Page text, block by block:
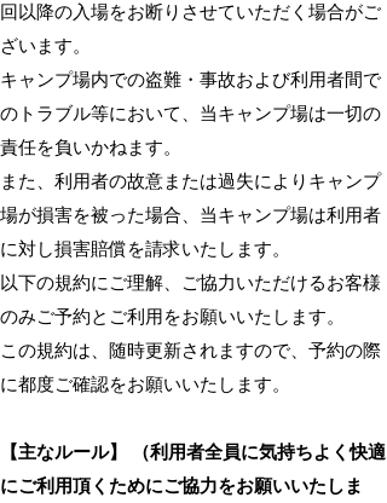
回以降の入場をお断りさせていただく場合がご
ざいます。
キャンプ場内での盗難・事故および利用者間で
のトラブル等において、当キャンプ場は一切の
責任を負いかねます。
また、利用者の故意または過失によりキャンプ
場が損害を被った場合、当キャンプ場は利用者
に対し損害賠償を請求いたします。
以下の規約にご理解、ご協力いただけるお客様
のみご予約とご利用をお願いいたします。
この規約は、随時更新されますので、予約の際
に都度ご確認をお願いいたします。
【主なルール】 （利用者全員に気持ちよく快適
にご利用頂くためにご協力をお願いいたしま